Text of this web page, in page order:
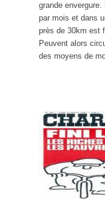
grande
par mois et dans
près de 30km est
Peuvent alors
des moyens de